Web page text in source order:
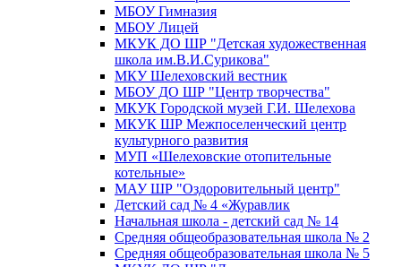
МБОУ Гимназия
МБОУ Лицей
МКУК ДО ШР "Детская художественная
школа им.В.И.Сурикова"
МКУ Шелеховский вестник
МБОУ ДО ШР "Центр творчества"
МКУК Городской музей Г.И. Шелехова
МКУК ШР Межпоселенческий центр
культурного развития
МУП «Шелеховские отопительные
котельные»
МАУ ШР "Оздоровительный центр"
Детский сад № 4 «Журавлик
Начальная школа - детский сад № 14
Средняя общеобразовательная школа № 2
Средняя общеобразовательная школа № 5